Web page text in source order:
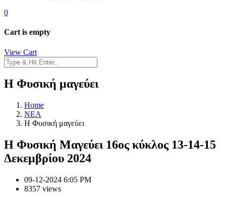
0
Cart is empty
View Cart
Η Φυσική μαγεύει
Home
NEA
Η Φυσική μαγεύει
Η Φυσική Μαγεύει 16ος κύκλος 13-14-15
Δεκεμβρίου 2024
09-12-2024 6:05 PM
8357 views